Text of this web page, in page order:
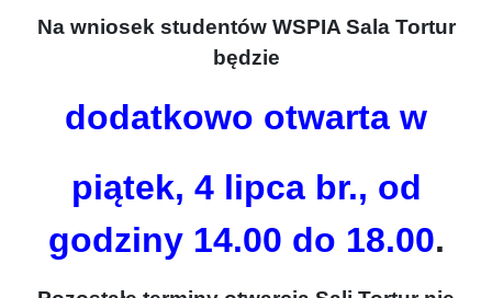
Na wniosek studentów WSPIA Sala Tortur
będzie
dodatkowo otwarta w
piątek, 4 lipca br., od
godziny 14.00 do 18.00.